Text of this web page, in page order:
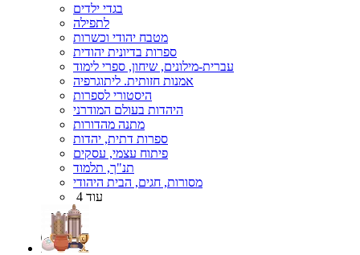
בגדי ילדים
לתפילה
מטבח יהודי וכשרות
ספרות בדיונית יהודית
עברית-מילונים, שיחון, ספרי לימוד
אמנות חזותית. ליתוגרפיה
היסטורי לספרות
היהדות בעולם המודרני
מתנה מהדורות
ספרות דתית, יהדות
פיתוח עצמי, עסקים
תנ"ך, תלמוד
מסורות, חגים, הבית היהודי
עוד 4